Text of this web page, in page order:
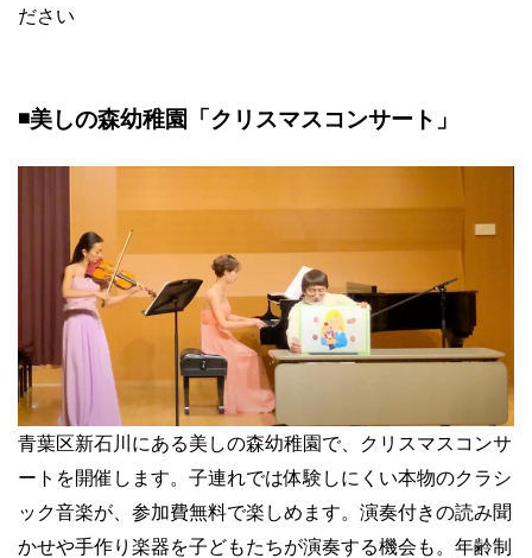
ださい
◾️美しの森幼稚園「クリスマスコンサート」
青葉区新石川にある美しの森幼稚園で、クリスマスコンサ
ートを開催します。子連れでは体験しにくい本物のクラシ
ック音楽が、参加費無料で楽しめます。演奏付きの読み聞
かせや手作り楽器を子どもたちが演奏する機会も。年齢制